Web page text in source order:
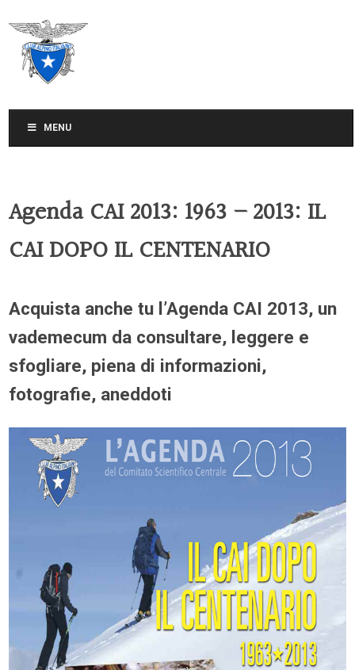
MENU
Agenda CAI 2013: 1963 – 2013: IL
CAI DOPO IL CENTENARIO
Acquista anche tu l’Agenda CAI 2013, un
vademecum da consultare, leggere e
sfogliare, piena di informazioni,
fotografie, aneddoti